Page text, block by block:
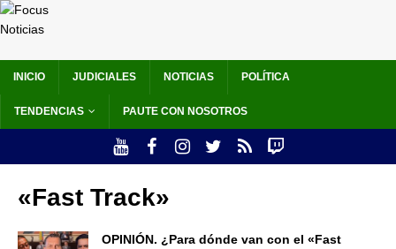
INICIO JUDICIALES NOTICIAS POLÍTICA
TENDENCIAS PAUTE CON NOSOTROS
«Fast Track»
OPINIÓN. ¿Para dónde van con el «Fast